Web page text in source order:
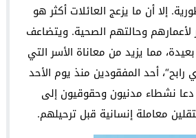
إلا أن ما يزعج العائلات أكثر هو
لأعمارهم وحالتهم الصحية. ويتضاعف
مما يزيد من معاناة الأسر التي
أحد المفقودين منذ يوم الأحد
دعا نشطاء مدنيون وحقوقيون إلى
معاملة إنسانية قبل ترحيلهم.